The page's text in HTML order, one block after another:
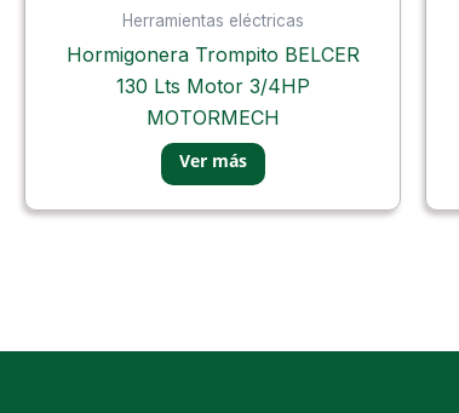
Herramientas eléctricas
Hormigonera Trompito BELCER
130 Lts Motor 3/4HP
MOTORMECH